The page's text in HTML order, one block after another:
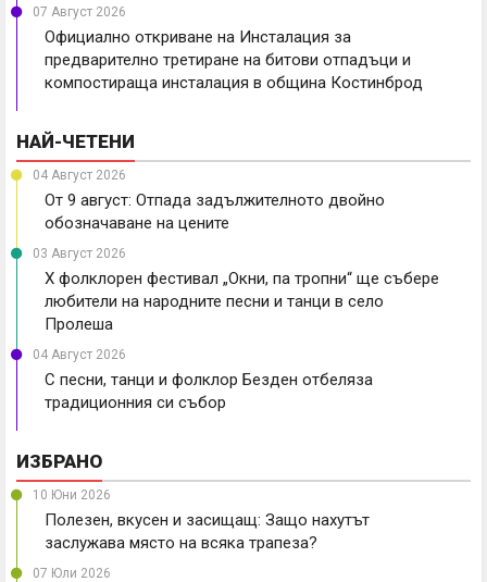
07 Август 2026
Официално откриване на Инсталация за
предварително третиране на битови отпадъци и
компостираща инсталация в община Костинброд
НАЙ-ЧЕТЕНИ
04 Август 2026
От 9 август: Отпада задължителното двойно
обозначаване на цените
03 Август 2026
X фолклорен фестивал „Окни, па тропни“ ще събере
любители на народните песни и танци в село
Пролеша
04 Август 2026
С песни, танци и фолклор Безден отбеляза
традиционния си събор
ИЗБРАНО
10 Юни 2026
Полезен, вкусен и засищащ: Защо нахутът
заслужава място на всяка трапеза?
07 Юли 2026